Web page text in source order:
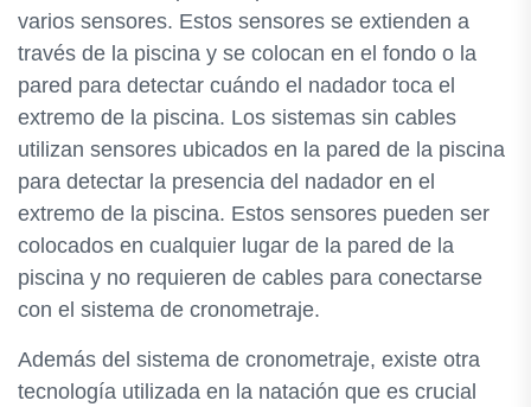
varios sensores. Estos sensores se extienden a
través de la piscina y se colocan en el fondo o la
pared para detectar cuándo el nadador toca el
extremo de la piscina. Los sistemas sin cables
utilizan sensores ubicados en la pared de la piscina
para detectar la presencia del nadador en el
extremo de la piscina. Estos sensores pueden ser
colocados en cualquier lugar de la pared de la
piscina y no requieren de cables para conectarse
con el sistema de cronometraje.
Además del sistema de cronometraje, existe otra
tecnología utilizada en la natación que es crucial